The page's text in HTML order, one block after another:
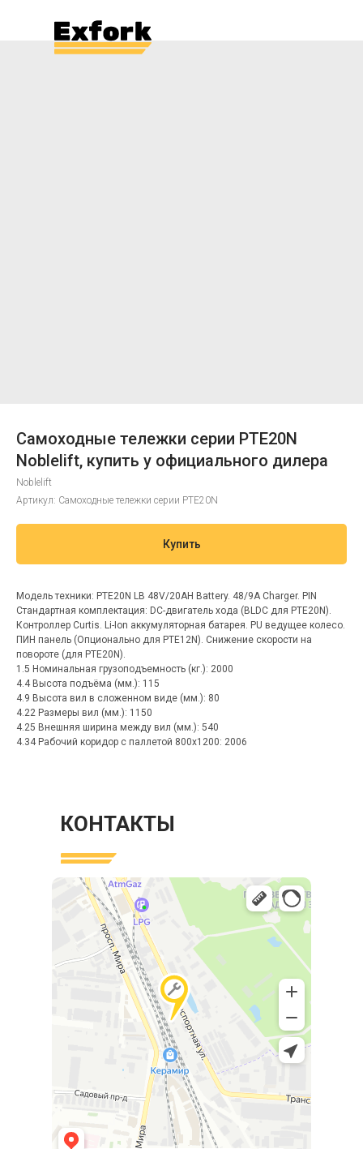
Самоходные тележки серии PTE20N
Noblelift, купить у официального дилера
Noblelift
Артикул: Самоходные тележки серии PTE20N
Купить
Модель техники: PTE20N LB 48V/20AH Battery. 48/9A Charger. PIN
Стандартная комплектация: DC-двигатель хода (BLDC для PTE20N).
Контроллер Curtis. Li-Ion аккумуляторная батарея. PU ведущее колесо.
ПИН панель (Опционально для PTE12N). Снижение скорости на
повороте (для PTE20N).
1.5 Номинальная грузоподъемность (кг.): 2000
4.4 Высота подъёма (мм.): 115
4.9 Высота вил в сложенном виде (мм.): 80
4.22 Размеры вил (мм.): 1150
4.25 Внешняя ширина между вил (мм.): 540
4.34 Рабочий коридор с паллетой 800х1200: 2006
КОНТАКТЫ